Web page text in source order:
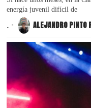
energía juvenil difícil de
. ALEJANDRO PINTO